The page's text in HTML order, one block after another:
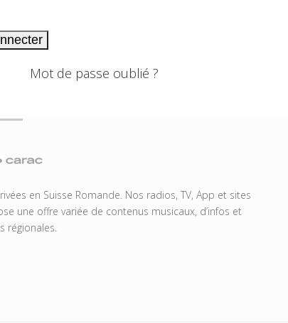
Mot de passe oublié ?
en Suisse Romande. Nos radios, TV, App et sites
une offre variée de contenus musicaux, d’infos et
régionales.